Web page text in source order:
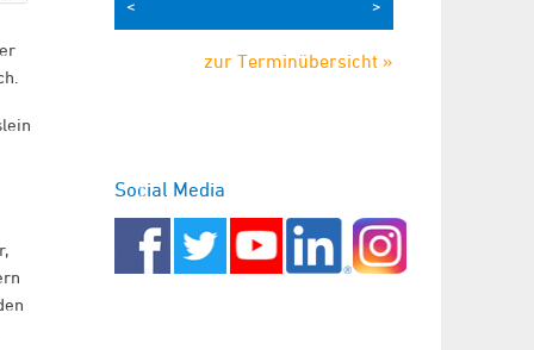
>
<
zur Terminübersicht »
Social Media